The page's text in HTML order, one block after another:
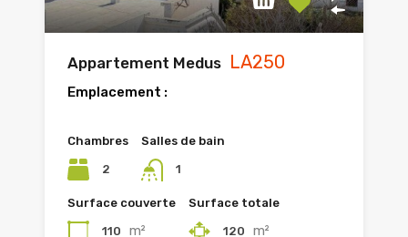
Appartement Medus LA250
Emplacement :
Chambres
2
Salles de bain
1
Surface couverte
110 m²
Surface totale
120 m²